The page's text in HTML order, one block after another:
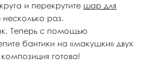
и перекрутите шар для
раз.
Теперь с помощью
бантики на «макушки» двух
готова!